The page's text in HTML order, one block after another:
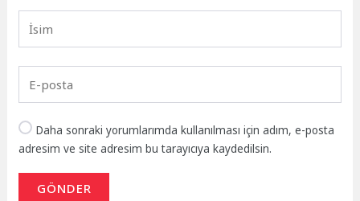
Daha sonraki yorumlarımda kullanılması için adım, e-posta
adresim ve site adresim bu tarayıcıya kaydedilsin.
GÖNDER